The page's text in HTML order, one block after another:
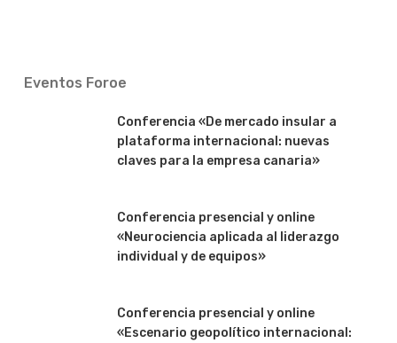
Eventos Foroe
Conferencia «De mercado insular a
plataforma internacional: nuevas
claves para la empresa canaria»
Conferencia presencial y online
«Neurociencia aplicada al liderazgo
individual y de equipos»
Conferencia presencial y online
«Escenario geopolítico internacional: